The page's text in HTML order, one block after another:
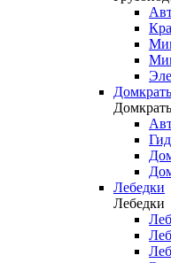
Лебедки
Лебедки